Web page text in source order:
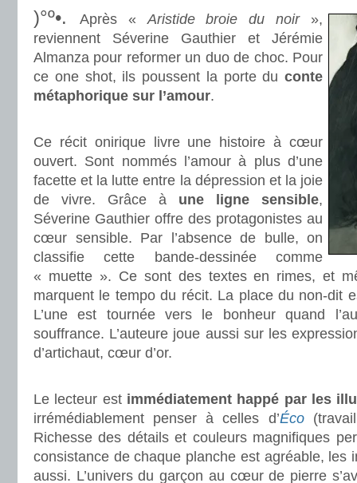
)°º•. Après «Aristide broie du noir»,
reviennent Séverine Gauthier et Jérémie
Almanza pour reformer un duo de choc. Pour
ce one shot, ils poussent la porte du conte
métaphorique sur l’amour.
Ce récit onirique livre une histoire à cœur
ouvert. Sont nommés l’amour à plus d’une
facette et la lutte entre la dépression et la joie
de vivre. Grâce à une ligne sensible,
Séverine Gauthier offre des protagonistes au
cœur sensible. Par l’absence de bulle, on
classifie cette bande-dessinée comme
« muette ». Ce sont des textes en rimes, et
marquent le tempo du récit. La place du non-dit
L’une est tournée vers le bonheur quand
souffrance. L’auteure joue aussi sur les
d’artichaut, cœur d’or.
Le lecteur est immédiatement happé par les
irrémédiablement penser à celles d’Éco(travail
Richesse des détails et couleurs magnifiques
consistance de chaque planche est agréable, les
aussi. L’univers du garçon au cœur de pierre